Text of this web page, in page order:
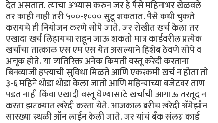
देत असतात. त्याचा अभ्यास करुन जर हे पैसे महिनाभर खेळवले
तर काही नाही तरी ५००-१००० सुटू शकतात. पैसे कधी चुकते
करायचे ही नियोजन करणे सोपे जाते. जर रोखीत खर्च केला तर
एखादा खर्चं लिहायचा राहून जाऊ शकतो मात्र कार्डवरील प्रत्येक
खर्चाचा तात्काळ एस एम एस येत असल्याने हिशेब ठेवणे सोपे व
अचूक होते. या व्यतिरिक्त अनेक किमती वस्तू करेदी करताना
बिनव्याजी हप्त्याची सुविधा मिळते आणि एकरकमी खर्च न होता तो
३-६ महिने थोडा थोडा केला जातो आणि महिन्याच्या बजेटवर ताण
पडत नाही किंवा एखादी वस्तू घेण्यासाठे खर्चाची आगाऊ तरतूद न
करता झटक्यात खरेदी करता येते. आजकाल बरीच खरेदी अ‍ॅमेझॉन
सारख्या स्थळी ऑन लाईन केली जाते. जर यांचं बँक संलग्न कार्ड